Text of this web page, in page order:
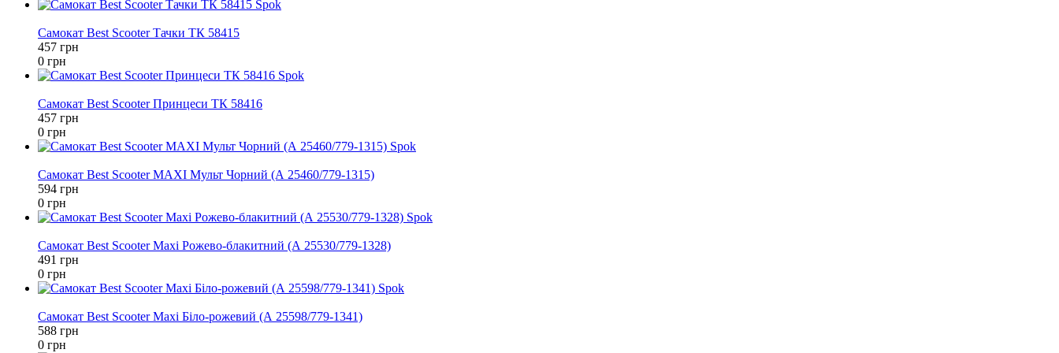
Самокат Best Scooter Тачки ТК 58415
457 грн
0 грн
Самокат Best Scooter Принцеси ТК 58416
457 грн
0 грн
Самокат Best Scooter MAXI Мульт Чорний (А 25460/779-1315)
594 грн
0 грн
Самокат Best Scooter Maxi Рожево-блакитний (А 25530/779-1328)
491 грн
0 грн
Самокат Best Scooter Maxi Біло-рожевий (А 25598/779-1341)
588 грн
0 грн